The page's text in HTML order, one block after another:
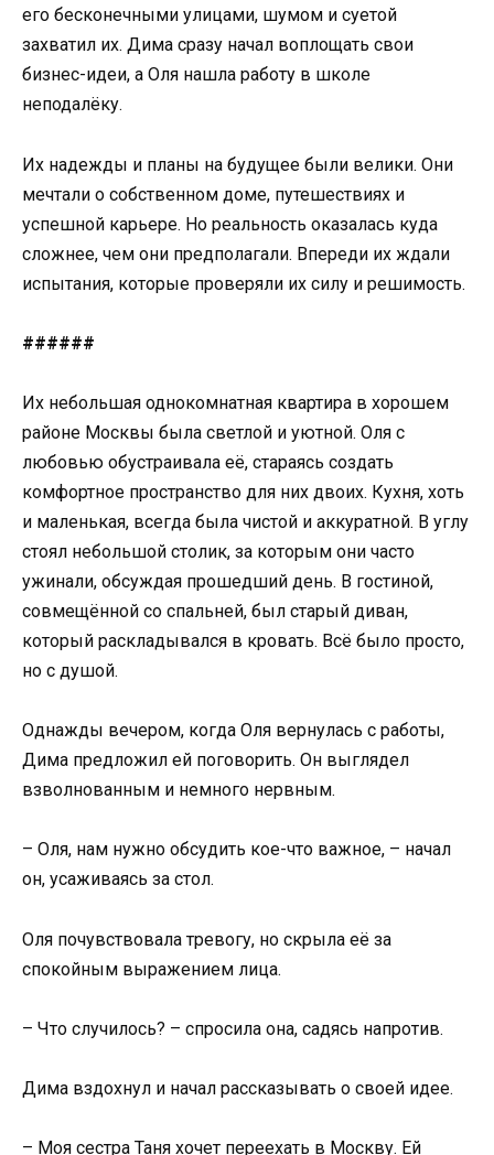
его бесконечными улицами, шумом и суетой
захватил их. Дима сразу начал воплощать свои
бизнес-идеи, а Оля нашла работу в школе
неподалёку.
Их надежды и планы на будущее были велики. Они
мечтали о собственном доме, путешествиях и
успешной карьере. Но реальность оказалась куда
сложнее, чем они предполагали. Впереди их ждали
испытания, которые проверяли их силу и решимость.
######
Их небольшая однокомнатная квартира в хорошем
районе Москвы была светлой и уютной. Оля с
любовью обустраивала её, стараясь создать
комфортное пространство для них двоих. Кухня, хоть
и маленькая, всегда была чистой и аккуратной. В углу
стоял небольшой столик, за которым они часто
ужинали, обсуждая прошедший день. В гостиной,
совмещённой со спальней, был старый диван,
который раскладывался в кровать. Всё было просто,
но с душой.
Однажды вечером, когда Оля вернулась с работы,
Дима предложил ей поговорить. Он выглядел
взволнованным и немного нервным.
– Оля, нам нужно обсудить кое-что важное, – начал
он, усаживаясь за стол.
Оля почувствовала тревогу, но скрыла её за
спокойным выражением лица.
– Что случилось? – спросила она, садясь напротив.
Дима вздохнул и начал рассказывать о своей идее.
– Моя сестра Таня хочет переехать в Москву. Ей